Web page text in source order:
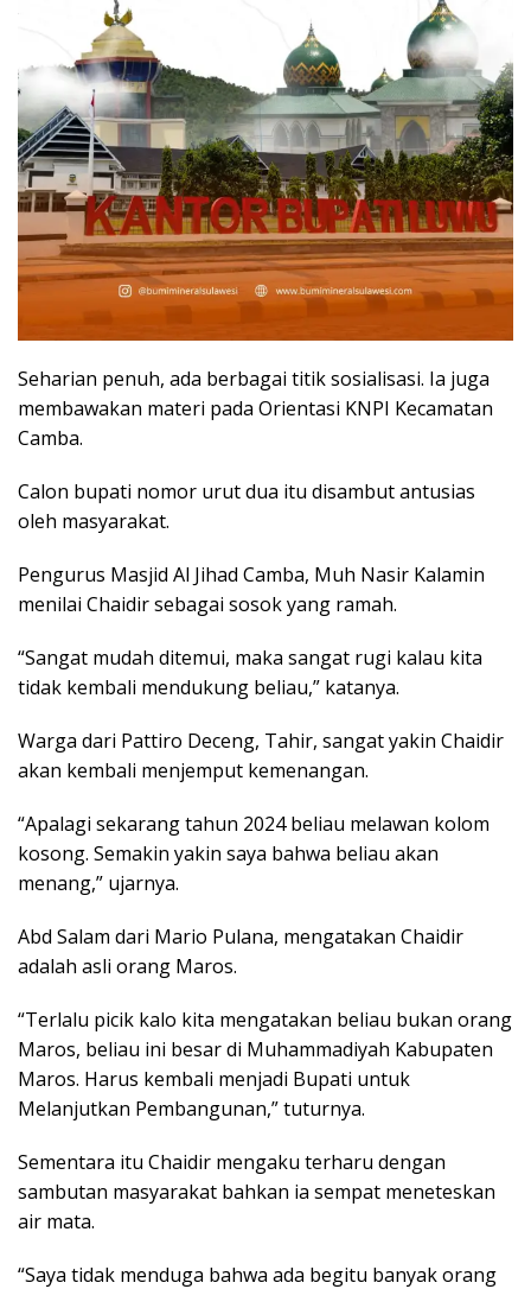
Seharian penuh, ada berbagai titik sosialisasi. Ia juga
membawakan materi pada Orientasi KNPI Kecamatan
Camba.
Calon bupati nomor urut dua itu disambut antusias
oleh masyarakat.
Pengurus Masjid Al Jihad Camba, Muh Nasir Kalamin
menilai Chaidir sebagai sosok yang ramah.
“Sangat mudah ditemui, maka sangat rugi kalau kita
tidak kembali mendukung beliau,” katanya.
Warga dari Pattiro Deceng, Tahir, sangat yakin Chaidir
akan kembali menjemput kemenangan.
“Apalagi sekarang tahun 2024 beliau melawan kolom
kosong. Semakin yakin saya bahwa beliau akan
menang,” ujarnya.
Abd Salam dari Mario Pulana, mengatakan Chaidir
adalah asli orang Maros.
“Terlalu picik kalo kita mengatakan beliau bukan orang
Maros, beliau ini besar di Muhammadiyah Kabupaten
Maros. Harus kembali menjadi Bupati untuk
Melanjutkan Pembangunan,” tuturnya.
Sementara itu Chaidir mengaku terharu dengan
sambutan masyarakat bahkan ia sempat meneteskan
air mata.
“Saya tidak menduga bahwa ada begitu banyak orang